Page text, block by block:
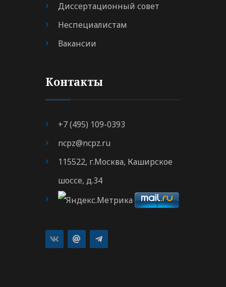
Диссертационный совет
Неспециалистам
Вакансии
Контакты
+7 (495) 109-0393
ncpz@ncpz.ru
115522, г.Москва, Каширское
шоссе, д.34